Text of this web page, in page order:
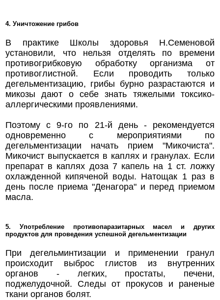
4. Уничтожение грибов
В практике Школы здоровья Н.Семеновой
установили, что нельзя отделять по времени
противогрибковую обработку организма от
противоглистной. Если проводить только
дегельментизацию, грибы бурно разрастаются и
микозы дают о себе знать тяжелыми токсико-
аллергическими проявлениями.
Поэтому с 9-го по 21-й день - рекомендуется
одновременно с мероприятиями по
дегельментизации начать прием "Микочиста".
Микочист выпускается в каплях и гранулах. Если
препарат в каплях доза 7 капель на 1 ст. ложку
охлажденной кипяченой воды. Натощак 1 раз в
день после приема "Денагора" и перед приемом
масла.
5. Употребление противопаразитарных масел и других
продуктов для проведения успешной дегельментизации
При дегельминтизации и применении гранул
происходит выброс глистов из внутренних
органов - легких, простаты, печени,
поджелудочной. Следы от прокусов и раненые
ткани органов болят.